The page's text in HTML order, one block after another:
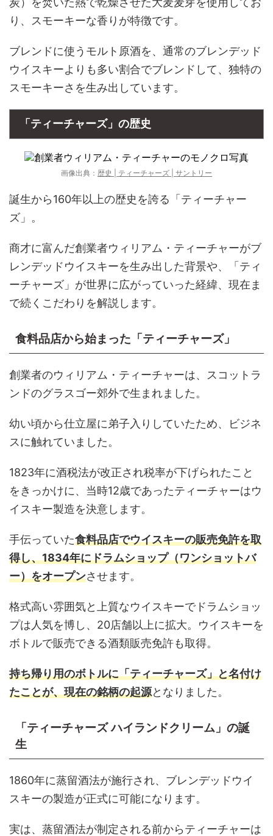
り、スモーキーな香りが特徴です。
ブレンドに使うモルト原酒を、通常のブレンデッド
ウイスキーよりも多い割合でブレンドして、独特の
スモーキーさを生み出しています。
「ティーチャーズ」の歴史
画像出典： 歴史 | ティーチャーズ | サントリー
誕生から160年以上の歴史を誇る「ティーチャー
ズ」。
商才に富んだ創業者ウィリアム・ティーチャーがブ
レンデッドウイスキーを生み出した背景や、「ティ
ーチャーズ」が世界に広がっていった経緯、現在ま
で続くこだわりを解説します。
食料品店から始まった「ティーチャーズ」
創業者のウィリアム・ティーチャーは、スコットラ
ンドのグラスゴー郊外で生まれました。
幼い頃から仕立屋に弟子入りしていたため、ビジネ
スに触れていました。
1823年に酒税法が改正され税率が下げられたこと
をきっかけに、当時12歳であったティーチャーはウ
イスキー製造を決意します。
手伝っていた食料品店でウイスキーの販売免許を取
得し、1834年にドラムショップ（ワンショットバ
ー）をオープンさせます。
格式高い雰囲気と上質なウイスキーでドラムショッ
プは人気を博し、20店舗以上に拡大。ウイスキーを
ボトルで販売できる酒類販売免許も取得。
持ち帰り用のボトルに「ティーチャーズ」と名付け
たことが、現在の銘柄の起源となりました。
「ティーチャーズ ハイランドクリーム」の誕
生
1860年に蒸留酒法が施行され、ブレンデッドウイ
スキーの製造が正式に可能になります。
実は、蒸留酒法が制定される前からティーチャーは